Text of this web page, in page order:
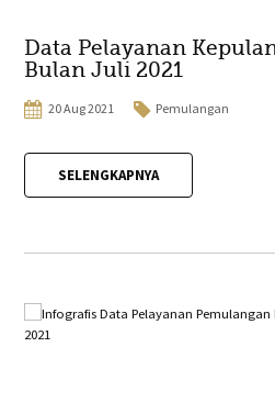
Data Pelayanan
Bulan Juli 2021
20 Aug 2021 Pemulangan
SELENGKAPNYA